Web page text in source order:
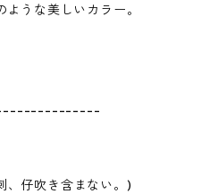
うな美しいカラー。
仔吹き含まない。)